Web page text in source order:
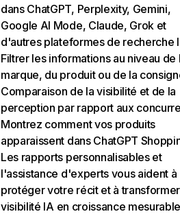
dans ChatGPT, Perplexity, Gemini,
Google AI Mode, Claude, Grok et
d'autres plateformes de recherche
Filtrer les informations au niveau de
marque, du produit ou de la
Comparaison de la visibilité et de la
perception par rapport aux
Montrez comment vos produits
apparaissent dans ChatGPT
Les rapports personnalisables et
l'assistance d'experts vous aident à
protéger votre récit et à
visibilité IA en croissance